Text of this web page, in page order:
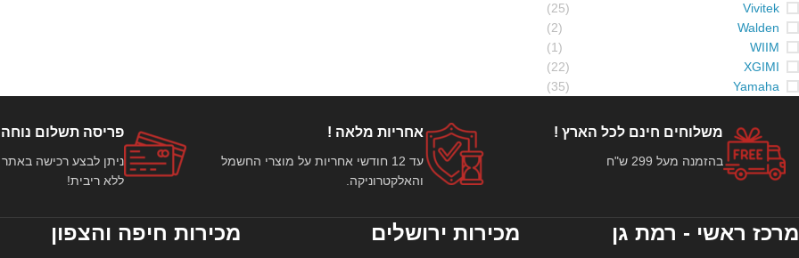
Vivitek
(25)
Walden
(2)
WIIM
(1)
XGIMI
(22)
Yamaha
(35)
משלוחים חינם לכל הארץ !
בהזמנה מעל 299 ש"ח
אחריות מלאה !
עד 12 חודשי אחריות על מוצרי החשמל
והאלקטרוניקה.
פריסה תשלום נוחה
ללא ריבית!
מכירות חיפה והצפון מכירות ירושלים מרכז ראשי - רמת גן